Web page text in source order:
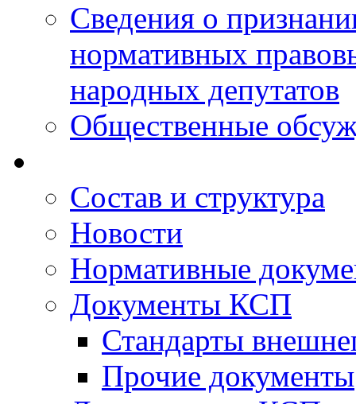
Сведения о
нормативных
народных депутатов
Общественные
Состав и структура
Новости
Нормативные
Документы КСП
Стандарты
Прочие документы